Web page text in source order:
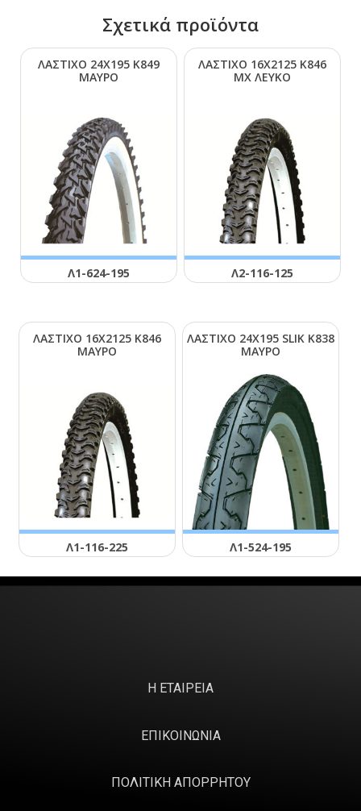
Σχετικά προϊόντα
ΛΑΣΤΙΧΟ 24Χ195 Κ849
ΜΑΥΡΟ
Λ1-624-195
ΛΑΣΤΙΧΟ 16Χ2125 Κ846
ΜΧ ΛΕΥΚΟ
Λ2-116-125
ΛΑΣΤΙΧΟ 16Χ2125 Κ846
ΜΑΥΡΟ
Λ1-116-225
ΛΑΣΤΙΧΟ 24Χ195 SLΙΚ Κ838
ΜΑΥΡΟ
Λ1-524-195
Η ΕΤΑΙΡΕΙΑ
ΕΠΙΚΟΙΝΩΝΙΑ
ΠΟΛΙΤΙΚΗ ΑΠΟΡΡΗΤΟΥ